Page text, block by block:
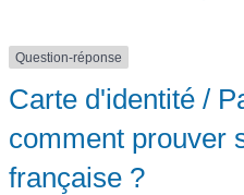
Question-réponse
Carte d'identité /
comment prouver
française ?